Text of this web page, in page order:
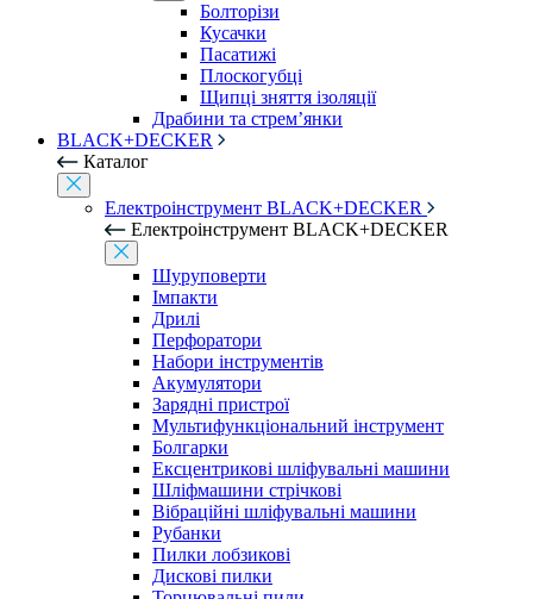
Болторізи
Кусачки
Пасатижі
Плоскогубці
Щипці зняття ізоляції
Драбини та стрем’янки
BLACK+DECKER
Каталог
Електроінструмент BLACK+DECKER
Електроінструмент BLACK+DECKER
Шуруповерти
Імпакти
Дрилі
Перфоратори
Набори інструментів
Акумулятори
Зарядні пристрої
Мультифункціональний інструмент
Болгарки
Ексцентрикові шліфувальні машини
Шліфмашини стрічкові
Вібраційні шліфувальні машини
Рубанки
Пилки лобзикові
Дискові пилки